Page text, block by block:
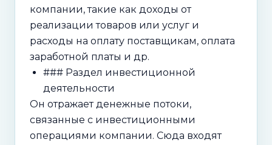
компании, такие как доходы от
реализации товаров или услуг и
расходы на оплату поставщикам, оплата
заработной платы и др.
### Раздел инвестиционной
деятельности
Он отражает денежные потоки,
связанные с инвестиционными
операциями компании. Сюда входят